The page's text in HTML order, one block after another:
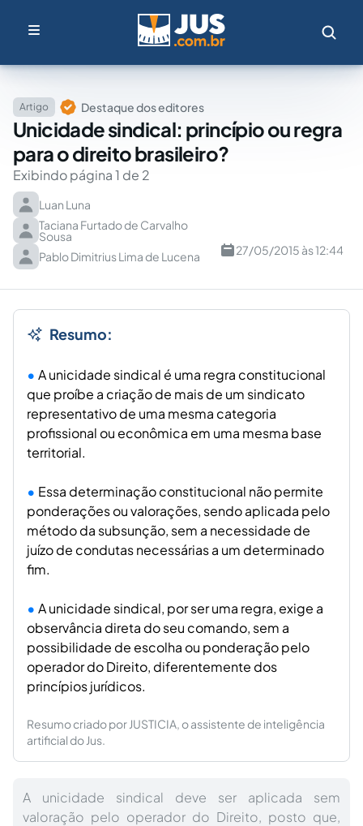
Artigo Destaque dos editores
Unicidade sindical: princípio ou regra
para o direito brasileiro?
Exibindo página 1 de 2
Luan Luna
Taciana Furtado de Carvalho
Sousa
Pablo Dimitrius Lima de Lucena
27/05/2015 às 12:44
Resumo:
A unicidade sindical é uma regra constitucional
que proíbe a criação de mais de um sindicato
representativo de uma mesma categoria
profissional ou econômica em uma mesma base
territorial.
Essa determinação constitucional não permite
ponderações ou valorações, sendo aplicada pelo
método da subsunção, sem a necessidade de
juízo de condutas necessárias a um determinado
fim.
A unicidade sindical, por ser uma regra, exige a
observância direta do seu comando, sem a
possibilidade de escolha ou ponderação pelo
operador do Direito, diferentemente dos
princípios jurídicos.
Resumo criado por JUSTICIA, o assistente de inteligência
artificial do Jus.
A unicidade sindical deve ser aplicada sem
valoração pelo operador do Direito, posto que,